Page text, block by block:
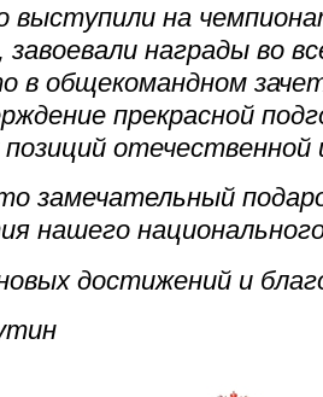
выступили на
награды во
в общекомандном
прекрасной
замечательный
нашего
достижений и